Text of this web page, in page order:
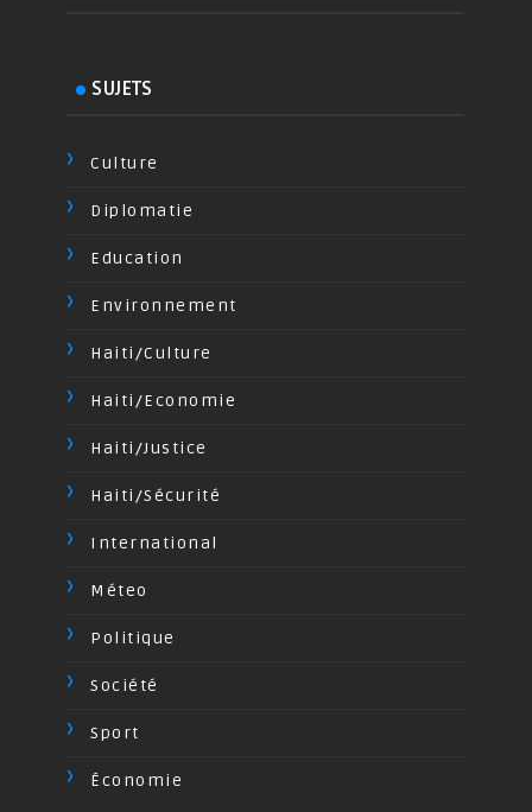
SUJETS
Culture
Diplomatie
Education
Environnement
Haiti/Culture
Haiti/Economie
Haiti/Justice
Haiti/Sécurité
International
Méteo
Politique
Société
Sport
Économie